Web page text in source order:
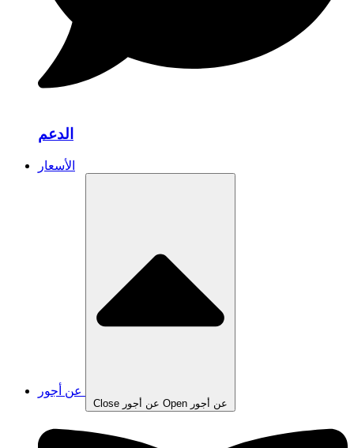
الدعم
الأسعار
Close عن أجور Open عن أجور